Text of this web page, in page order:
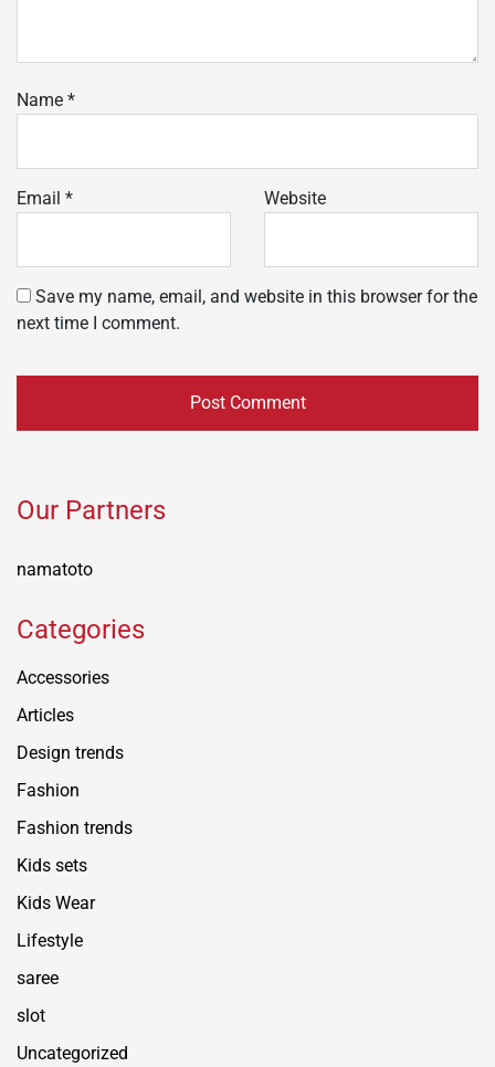
Name *
Email * Website
Save my name, email, and website in this browser for the
next time I comment.
Our Partners
namatoto
Categories
Accessories
Articles
Design trends
Fashion
Fashion trends
Kids sets
Kids Wear
Lifestyle
saree
slot
Uncategorized